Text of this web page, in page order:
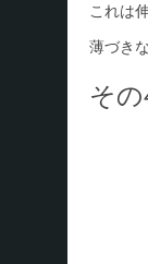
これは
薄づき
そ